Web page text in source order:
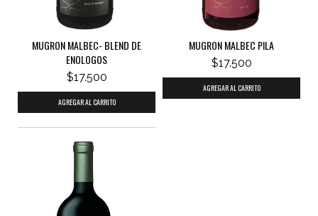
MUGRON MALBEC- BLEND DE
ENOLOGOS
$17.500
MUGRON MALBEC PILA
$17.500